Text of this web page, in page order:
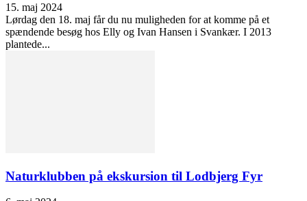
15. maj 2024
Lørdag den 18. maj får du nu muligheden for at komme på et
spændende besøg hos Elly og Ivan Hansen i Svankær. I 2013
plantede...
Naturklubben på ekskursion til Lodbjerg Fyr